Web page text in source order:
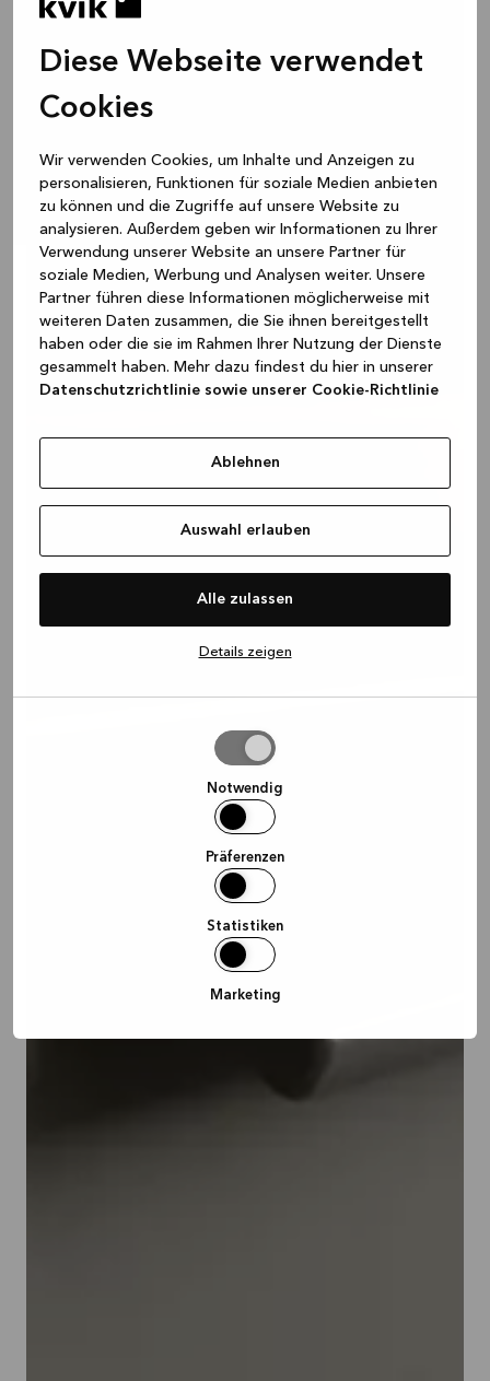
Diese Webseite verwendet
Cookies
Wir verwenden Cookies, um Inhalte und Anzeigen zu
personalisieren, Funktionen für soziale Medien anbieten
zu können und die Zugriffe auf unsere Website zu
analysieren. Außerdem geben wir Informationen zu Ihrer
Verwendung unserer Website an unsere Partner für
soziale Medien, Werbung und Analysen weiter. Unsere
Partner führen diese Informationen möglicherweise mit
weiteren Daten zusammen, die Sie ihnen bereitgestellt
haben oder die sie im Rahmen Ihrer Nutzung der Dienste
gesammelt haben. Mehr dazu findest du hier in unserer
Datenschutzrichtlinie sowie unserer Cookie-Richtlinie
Ablehnen
Auswahl erlauben
Alle zulassen
Details zeigen
Notwendig
Präferenzen
Statistiken
Marketing